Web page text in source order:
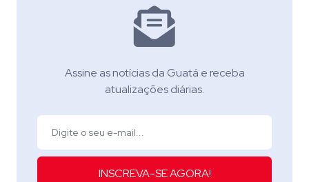
Assine as notícias da Guatá e receba
atualizações diárias.
INSCREVA-SE AGORA!